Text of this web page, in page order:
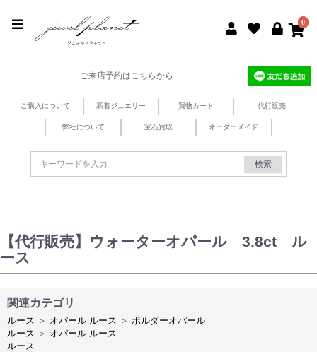
0
ご来店予約はこちらから
ご購入について 新着ジュエリー 買物カート 代行販売
弊社について 宝石買取 オーダーメイド
検索
【代行販売】ウォーターオパール 3.8ct ル
ース
関連カテゴリ
ルース ＞ オパール ルース ＞ ボルダーオパール
ルース ＞ オパール ルース
ルース